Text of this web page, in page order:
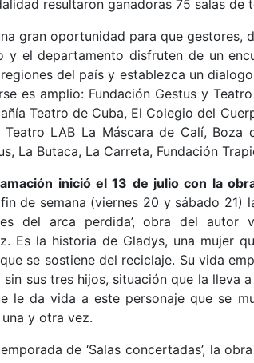
resultaron ganadoras 75 salas de
gran oportunidad para que
y el departamento disfruten de un
del país y establezca un
es amplio: Fundación Gestus y
Teatro de Cuba, El Colegio del
Teatro LAB La Máscara de Calí, Boza
La Butaca, La Carreta, Fundación
inició el 13 de julio con la obra
de semana (viernes 20 y sábado
del arca perdida’, obra del
Es la historia de Gladys, una mujer
se sostiene del reciclaje. Su vida
sin sus tres hijos, situación que la lleva
le da vida a este personaje que se
y otra vez.
de ‘Salas concertadas’, la